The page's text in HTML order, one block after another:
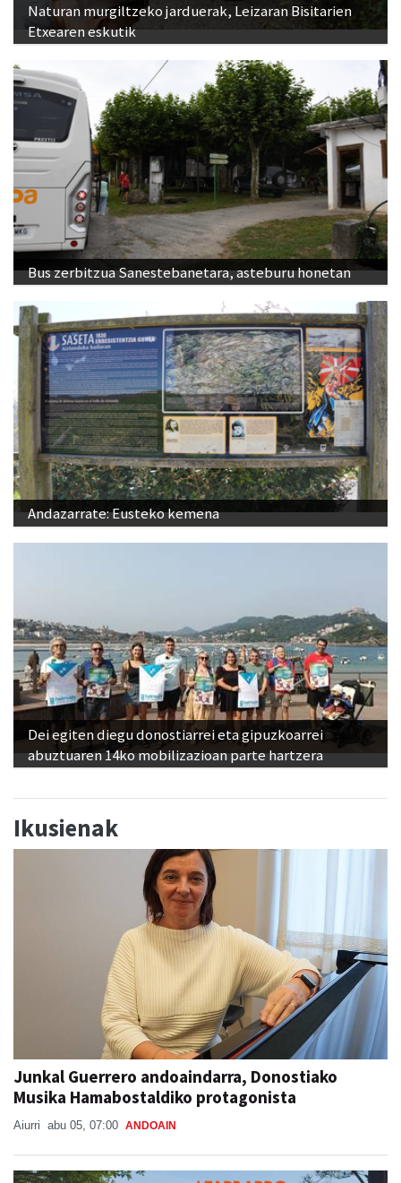
Naturan murgiltzeko jarduerak, Leizaran Bisitarien
Etxearen eskutik
Bus zerbitzua Sanestebanetara, asteburu honetan
Andazarrate: Eusteko kemena
Dei egiten diegu donostiarrei eta gipuzkoarrei
abuztuaren 14ko mobilizazioan parte hartzera
Ikusienak
Junkal Guerrero andoaindarra, Donostiako
Musika Hamabostaldiko protagonista
Aiurri abu 05, 07:00 ANDOAIN